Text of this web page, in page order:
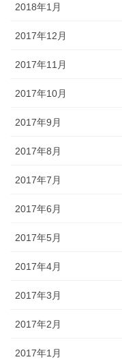
2018年1月
2017年12月
2017年11月
2017年10月
2017年9月
2017年8月
2017年7月
2017年6月
2017年5月
2017年4月
2017年3月
2017年2月
2017年1月